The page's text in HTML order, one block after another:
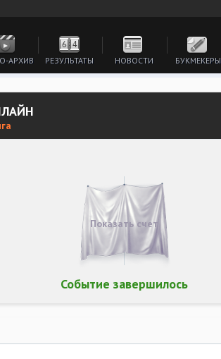
АРХИВ РЕЗУЛЬТАТЫ НОВОСТИ БУКМЕКЕРЫ
Событие завершилось
Показать счет